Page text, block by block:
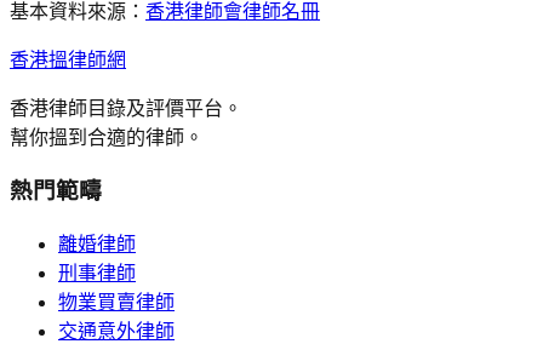
基本資料來源： 香港律師會律師名冊
香港搵律師網
香港律師目錄及評價平台。
幫你搵到合適的律師。
熱門範疇
離婚律師
刑事律師
物業買賣律師
交通意外律師